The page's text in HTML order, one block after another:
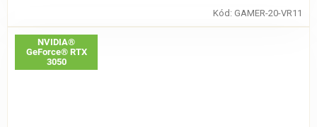
Kód: GAMER-20-VR11
NVIDIA®
GeForce® RTX
3050